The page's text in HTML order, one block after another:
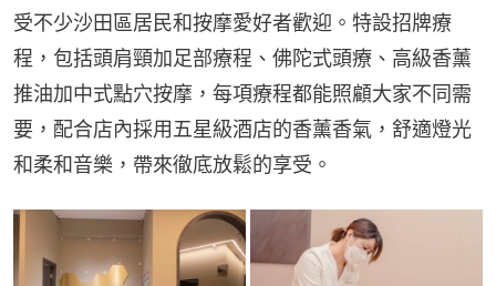
受不少沙田區居民和按摩愛好者歡迎。特設招牌療
程，包括頭肩頸加足部療程、佛陀式頭療、高級香薰
推油加中式點穴按摩，每項療程都能照顧大家不同需
要，配合店內採用五星級酒店的香薰香氣，舒適燈光
和柔和音樂，帶來徹底放鬆的享受。